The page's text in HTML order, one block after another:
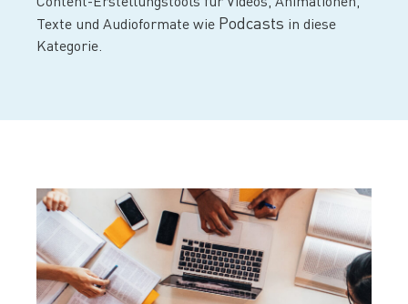
Texte und Audioformate wie Podcasts in diese
Kategorie.